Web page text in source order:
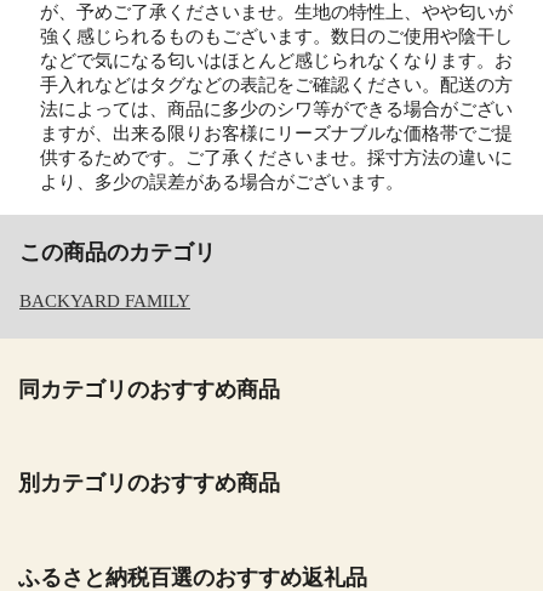
が、予めご了承くださいませ。生地の特性上、やや匂いが
強く感じられるものもございます。数日のご使用や陰干し
などで気になる匂いはほとんど感じられなくなります。お
手入れなどはタグなどの表記をご確認ください。配送の方
法によっては、商品に多少のシワ等ができる場合がござい
ますが、出来る限りお客様にリーズナブルな価格帯でご提
供するためです。ご了承くださいませ。採寸方法の違いに
より、多少の誤差がある場合がございます。
この商品のカテゴリ
BACKYARD FAMILY
同カテゴリのおすすめ商品
別カテゴリのおすすめ商品
ふるさと納税百選のおすすめ返礼品